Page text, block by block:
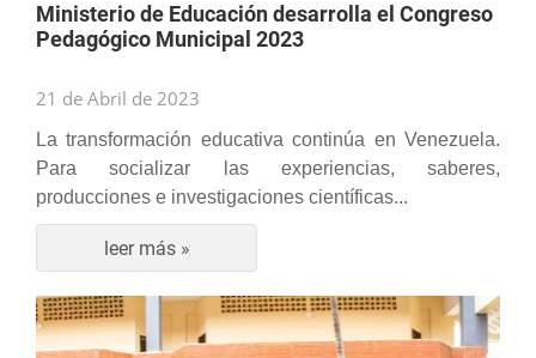
Ministerio de Educación desarrolla el Congreso
Pedagógico Municipal 2023
21 de Abril de 2023
La transformación educativa continúa en Venezuela.
Para socializar las experiencias, saberes,
producciones e investigaciones científicas...
leer más »